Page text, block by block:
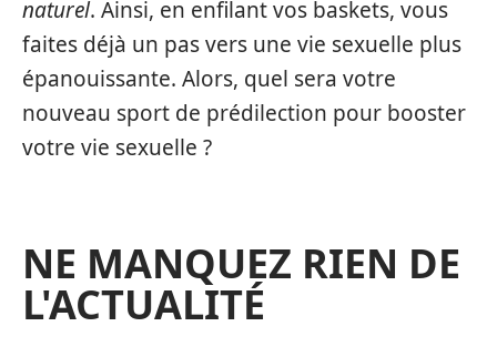
naturel. Ainsi, en enfilant vos baskets, vous
faites déjà un pas vers une vie sexuelle plus
épanouissante. Alors, quel sera votre
nouveau sport de prédilection pour booster
votre vie sexuelle ?
NE MANQUEZ RIEN DE
L'ACTUALITÉ